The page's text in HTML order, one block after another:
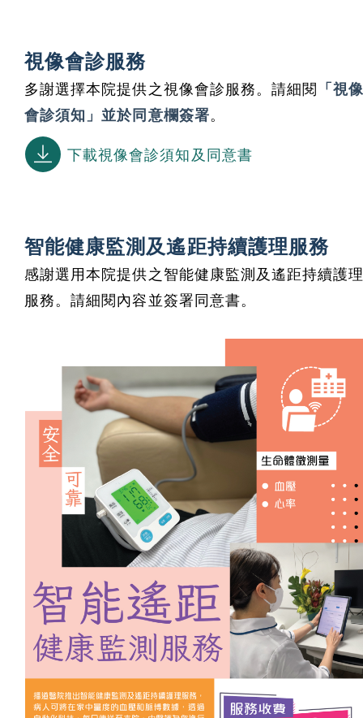
視像會診服務
多謝選擇本院提供之視像會診服務。請細閱 「視
會診須知」並於同意欄簽署。
下載視像會診須知及同意書
智能健康監測及遙距持續護理服務
感謝選用本院提供之智能健康監測及遙距持續護
服務。請細閱內容並簽署同意書。